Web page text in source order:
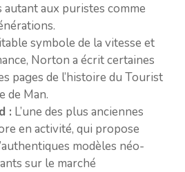
aux puristes comme
symbole de la vitesse et
Norton a écrit certaines
pages de l’histoire du Tourist
de Man.
: L’une des plus anciennes
en activité, qui propose
modèles néo-
sur le marché